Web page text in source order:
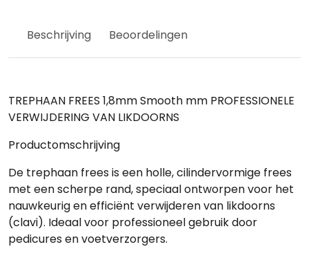
Beschrijving Beoordelingen
TREPHAAN FREES 1,8mm Smooth mm PROFESSIONELE
VERWIJDERING VAN LIKDOORNS
Productomschrijving
De trephaan frees is een holle, cilindervormige frees
met een scherpe rand, speciaal ontworpen voor het
nauwkeurig en efficiënt verwijderen van likdoorns
(clavi). Ideaal voor professioneel gebruik door
pedicures en voetverzorgers.